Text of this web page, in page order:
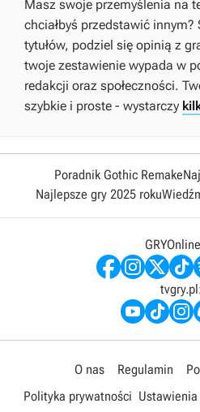
Masz swoje przemyślenia na
chciałbyś przedstawić innym?
tytułów, podziel się opinią z
twoje zestawienie wypada w
redakcji oraz społeczności.
szybkie i proste - wystarczy
Poradnik Gothic Remake
Najlepsze gry 2025 roku
tvgry.pl:
O nas Regulamin
Polityka prywatności